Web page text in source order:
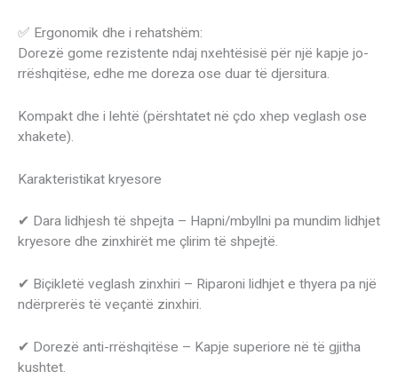
✅ Ergonomik dhe i rehatshëm:
Dorezë gome rezistente ndaj nxehtësisë për një kapje jo-
rrëshqitëse, edhe me doreza ose duar të djersitura.
Kompakt dhe i lehtë (përshtatet në çdo xhep veglash ose
xhakete).
Karakteristikat kryesore
✔ Dara lidhjesh të shpejta – Hapni/mbyllni pa mundim lidhjet
kryesore dhe zinxhirët me çlirim të shpejtë.
✔ Biçikletë veglash zinxhiri – Riparoni lidhjet e thyera pa një
ndërprerës të veçantë zinxhiri.
✔ Dorezë anti-rrëshqitëse – Kapje superiore në të gjitha
kushtet.